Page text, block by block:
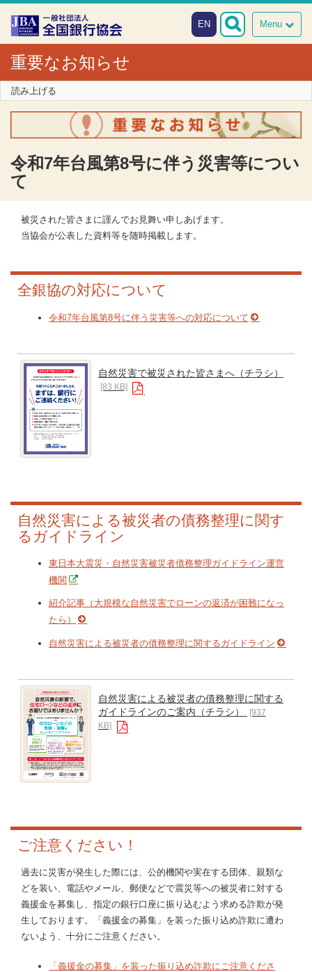
本文へスキップ
障がい者向け相談窓口
Menu
EN
重要なお知らせ
読み上げる
令和7年台風第8号に伴う災害等につい
て
被災された皆さまに謹んでお見舞い申しあげます。
当協会が公表した資料等を随時掲載します。
全銀協の対応について
令和7年台風第8号に伴う災害等への対応について
自然災害で被災された皆さまへ（チラシ）
[83 KB]
自然災害による被災者の債務整理に関す
るガイドライン
東日本大震災・自然災害被災者債務整理ガイドライン運営
機関
紹介記事（大規模な自然災害でローンの返済が困難になっ
たら）
自然災害による被災者の債務整理に関するガイドライン
自然災害による被災者の債務整理に関する
ガイドラインのご案内（チラシ）
[937
KB]
ご注意ください！
過去に災害が発生した際には、公的機関や実在する団体、親類な
どを装い、電話やメール、郵便などで震災等への被災者に対する
義援金を募集し、指定の銀行口座に振り込むよう求める詐欺が発
生しております。「義援金の募集」を装った振り込め詐欺に遭わ
ないよう、十分にご注意ください。
「義援金の募集」を装った振り込め詐欺にご注意くださ